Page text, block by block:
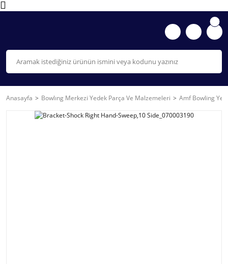
Anasayfa Bowlıng Merkezi Yedek Parça Ve Malzemeleri Amf Bowling